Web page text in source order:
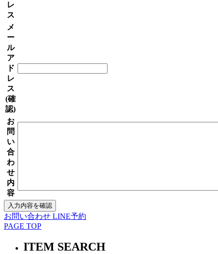
レ
ス
メ
ー
ル
ア
ド
レ
ス
(確
認)
お
問
い
合
わ
せ
内
容
お問い合わせ LINE予約
PAGE TOP
ITEM SEARCH